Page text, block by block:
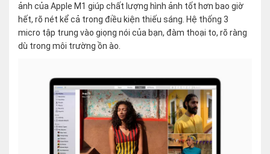
ảnh của Apple M1 giúp chất lượng hình ảnh tốt hơn bao giờ
hết, rõ nét kể cả trong điều kiện thiếu sáng. Hệ thống 3
micro tập trung vào giọng nói của bạn, đàm thoại to, rõ ràng
dù trong môi trường ồn ào.